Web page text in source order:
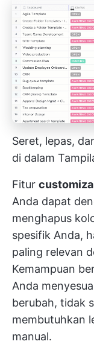
Seret, lepas,
di dalam
Fitur
Anda dapat
menghapus
spesifik Anda,
paling relevan
Kemampuan
Anda
berubah, tidak
membutuhkan
manual.